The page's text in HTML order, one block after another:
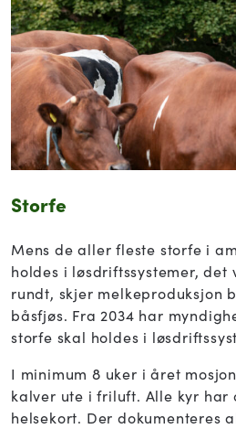
Storfe
Mens de aller fleste storfe i
holdes i løsdriftssystemer,
rundt, skjer melkeproduksjon
båsfjøs. Fra 2034 har
storfe skal holdes i
I minimum 8 uker i året
kalver ute i friluft. Alle kyr har
helsekort. Der dokumenteres